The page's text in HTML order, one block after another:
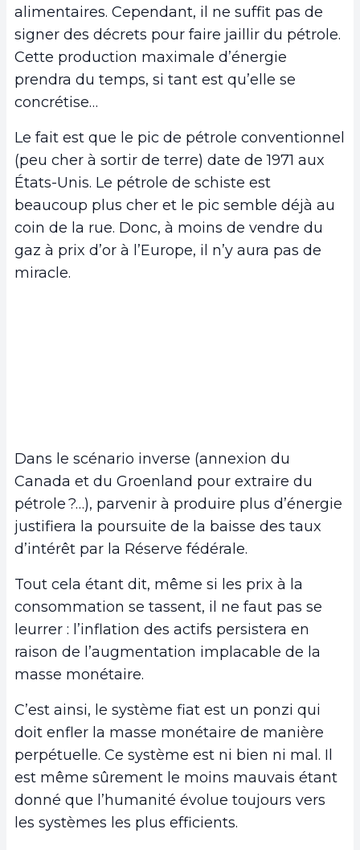
alimentaires. Cependant, il ne suffit pas de
signer des décrets pour faire jaillir du pétrole.
Cette production maximale d’énergie
prendra du temps, si tant est qu’elle se
concrétise…
Le fait est que le pic de pétrole conventionnel
(peu cher à sortir de terre) date de 1971 aux
États-Unis. Le pétrole de schiste est
beaucoup plus cher et le pic semble déjà au
coin de la rue. Donc, à moins de vendre du
gaz à prix d’or à l’Europe, il n’y aura pas de
miracle.
Dans le scénario inverse (annexion du
Canada et du Groenland pour extraire du
pétrole ?…), parvenir à produire plus d’énergie
justifiera la poursuite de la baisse des taux
d’intérêt par la Réserve fédérale.
Tout cela étant dit, même si les prix à la
consommation se tassent, il ne faut pas se
leurrer : l’inflation des actifs persistera en
raison de l’augmentation implacable de la
masse monétaire.
C’est ainsi, le système fiat est un ponzi qui
doit enfler la masse monétaire de manière
perpétuelle. Ce système est ni bien ni mal. Il
est même sûrement le moins mauvais étant
donné que l’humanité évolue toujours vers
les systèmes les plus efficients.